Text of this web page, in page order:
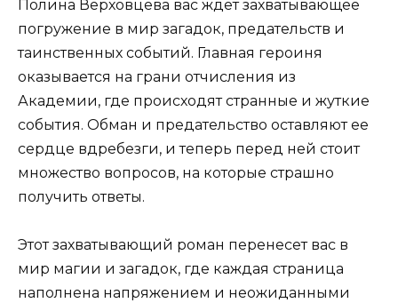
Полина Верховцева вас ждет захватывающее
погружение в мир загадок, предательств и
таинственных событий. Главная героиня
оказывается на грани отчисления из
Академии, где происходят странные и жуткие
события. Обман и предательство оставляют ее
сердце вдребезги, и теперь перед ней стоит
множество вопросов, на которые страшно
получить ответы.
Этот захватывающий роман перенесет вас в
мир магии и загадок, где каждая страница
наполнена напряжением и неожиданными